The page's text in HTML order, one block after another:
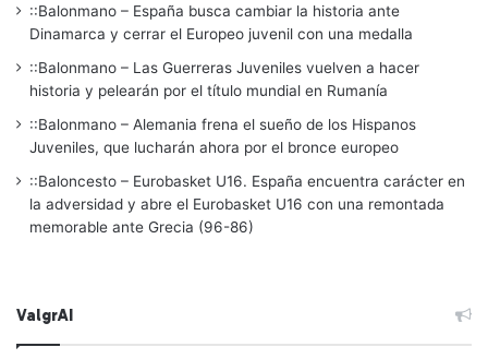
::Balonmano – España busca cambiar la historia ante
Dinamarca y cerrar el Europeo juvenil con una medalla
::Balonmano – Las Guerreras Juveniles vuelven a hacer
historia y pelearán por el título mundial en Rumanía
::Balonmano – Alemania frena el sueño de los Hispanos
Juveniles, que lucharán ahora por el bronce europeo
::Baloncesto – Eurobasket U16. España encuentra carácter en
la adversidad y abre el Eurobasket U16 con una remontada
memorable ante Grecia (96-86)
ValgrAI